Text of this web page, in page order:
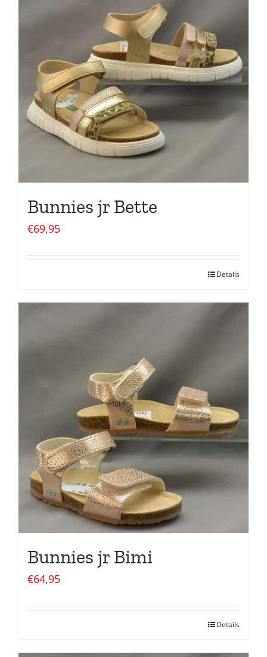
Bunnies jr Bette
€69,95
Details
Bunnies jr Bimi
€64,95
Details